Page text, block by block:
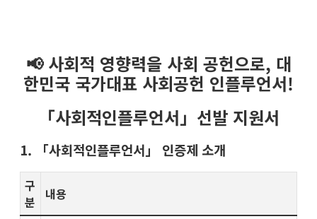
📢 사회적 영향력을 사회 공헌으로, 대
한민국 국가대표 사회공헌 인플루언서!
「사회적인플루언서」선발 지원서
1. 「사회적인플루언서」 인증제 소개
구
분
내용